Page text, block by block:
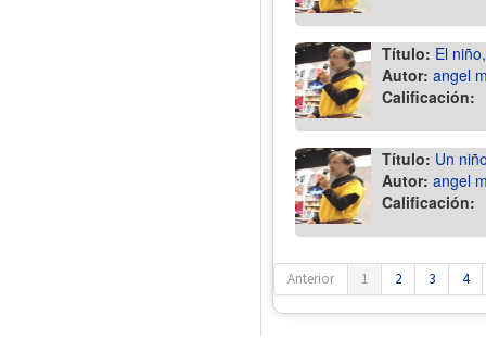
Título: El
Autor: angel
Calificación:
Título: Un
Autor: angel
Calificación:
Anterior 1 2 3 4